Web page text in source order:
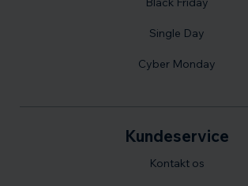
Kundeservice
Kontakt os
Single Day
Cyber Monday